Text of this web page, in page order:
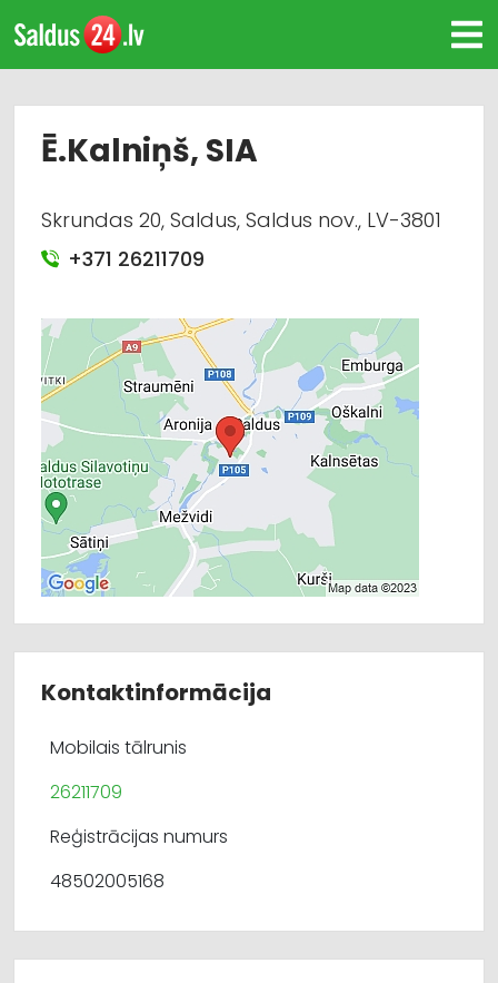
Ē.Kalniņš, SIA
Skrundas 20, Saldus, Saldus nov., LV-3801
+371 26211709
Kontaktinformācija
Mobilais tālrunis
26211709
Reģistrācijas numurs
48502005168